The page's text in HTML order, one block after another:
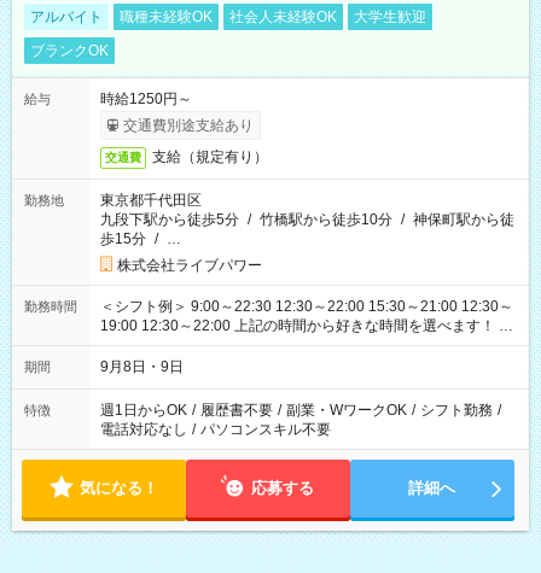
アルバイト 職種未経験OK 社会人未経験OK
大学生歓迎
ブランクOK
給与
時給1250円～
交通費別途支給あり
交通費 支給（規定有り）
勤務地
東京都千代田区
九段下駅から徒歩5分 / 竹橋駅から徒歩10分 / 神保町駅から徒
歩15分 / …
株式会社ライブパワー
勤務時間
＜シフト例＞ 9:00～22:30 12:30～22:00 15:30～21:00 12:30～
19:00 12:30～22:00 上記の時間から好きな時間を選べます！ ※
時間は変更となる可能性があります
期間 9月8日・9日
特徴 週1日からOK / 履歴書不要 / 副業・WワークOK / シフト勤務 /
電話対応なし / パソコンスキル不要
気になる！ 応募する 詳細へ